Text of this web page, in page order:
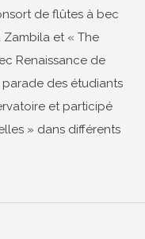
de flûtes à bec
Zambila et « The
Renaissance de
parade des étudiants
et participé
» dans différents